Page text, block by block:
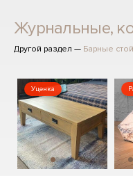
Журнальные,
Другой раздел — Барные
Уценка